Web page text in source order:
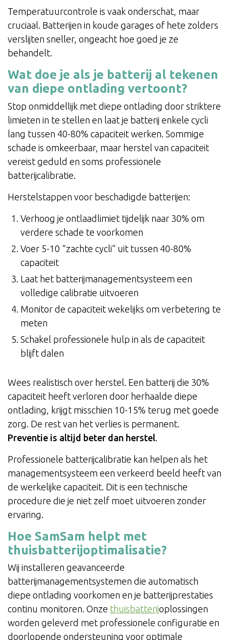
Temperatuurcontrole is vaak onderschat, maar
cruciaal. Batterijen in koude garages of hete zolders
verslijten sneller, ongeacht hoe goed je ze
behandelt.
Wat doe je als je batterij al tekenen
van diepe ontlading vertoont?
Stop onmiddellijk met diepe ontlading door striktere
limieten in te stellen en laat je batterij enkele cycli
lang tussen 40-80% capaciteit werken. Sommige
schade is omkeerbaar, maar herstel van capaciteit
vereist geduld en soms professionele
batterijcalibratie.
Herstelstappen voor beschadigde batterijen:
Verhoog je ontlaadlimiet tijdelijk naar 30% om
verdere schade te voorkomen
Voer 5-10 “zachte cycli” uit tussen 40-80%
capaciteit
Laat het batterijmanagementsysteem een
volledige calibratie uitvoeren
Monitor de capaciteit wekelijks om verbetering te
meten
Schakel professionele hulp in als de capaciteit
blijft dalen
Wees realistisch over herstel. Een batterij die 30%
capaciteit heeft verloren door herhaalde diepe
ontlading, krijgt misschien 10-15% terug met goede
zorg. De rest van het verlies is permanent.
Preventie is altijd beter dan herstel
Professionele batterijcalibratie kan helpen als het
managementsysteem een verkeerd beeld heeft van
de werkelijke capaciteit. Dit is een technische
procedure die je niet zelf moet uitvoeren zonder
ervaring.
Hoe SamSam helpt met
thuisbatterijoptimalisatie?
Wij installeren geavanceerde
batterijmanagementsystemen die automatisch
diepe ontlading voorkomen en je batterijprestaties
continu monitoren. Onze thuisbatterijoplossingen
worden geleverd met professionele configuratie en
doorlopende ondersteuning voor optimale